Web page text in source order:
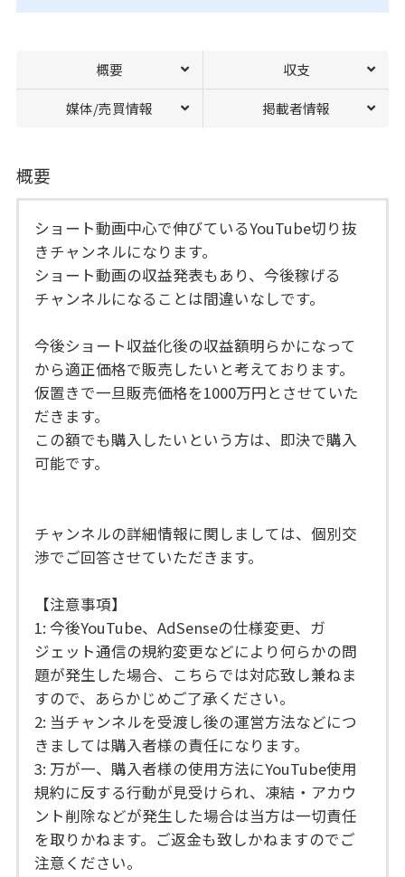
概要 収支
媒体/売買情報 掲載者情報
概要
ショート動画中心で伸びているYouTube切り抜
きチャンネルになります。
ショート動画の収益発表もあり、今後稼げる
チャンネルになることは間違いなしです。
今後ショート収益化後の収益額明らかになって
から適正価格で販売したいと考えております。
仮置きで一旦販売価格を1000万円とさせていた
だきます。
この額でも購入したいという方は、即決で購入
可能です。
チャンネルの詳細情報に関しましては、個別交
渉でご回答させていただきます。
【注意事項】
1: 今後YouTube、AdSenseの仕様変更、ガ
ジェット通信の規約変更などにより何らかの問
題が発生した場合、こちらでは対応致し兼ねま
すので、あらかじめご了承ください。
2: 当チャンネルを受渡し後の運営方法などにつ
きましては購入者様の責任になります。
3: 万が一、購入者様の使用方法にYouTube使用
規約に反する行動が見受けられ、凍結・アカウ
ント削除などが発生した場合は当方は一切責任
を取りかねます。ご返金も致しかねますのでご
注意ください。